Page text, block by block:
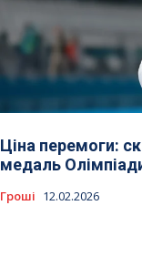
Ціна перемоги:
медаль
Гроші 12.02.2026